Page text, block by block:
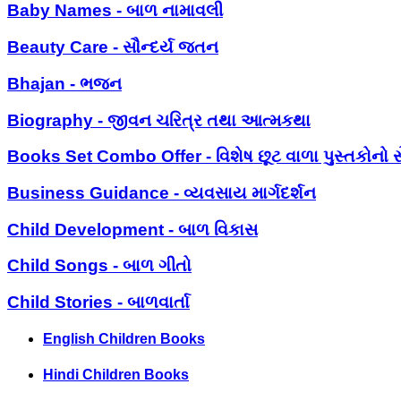
Baby Names - બાળ નામાવલી
Beauty Care - સૌન્દર્ય જતન
Bhajan - ભજન
Biography - જીવન ચરિત્ર તથા આત્મકથા
Books Set Combo Offer - વિશેષ છૂટ વાળા પુસ્તકોનો
Business Guidance - વ્યવસાય માર્ગદર્શન
Child Development - બાળ વિકાસ
Child Songs - બાળ ગીતો
Child Stories - બાળવાર્તા
English Children Books
Hindi Children Books